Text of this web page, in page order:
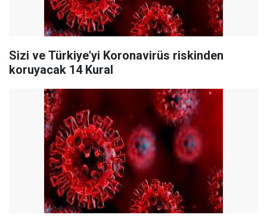
Sizi ve Türkiye'yi Koronavirüs riskinden
koruyacak 14 Kural